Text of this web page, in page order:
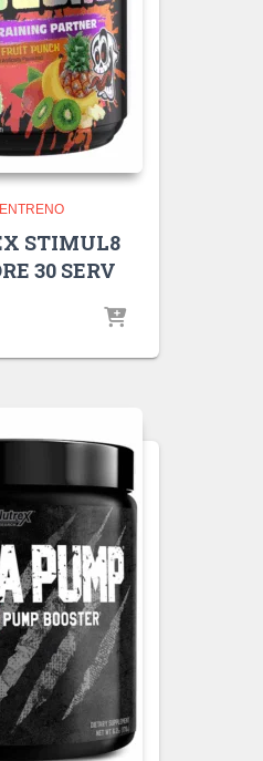
STIMUL8
30 SERV